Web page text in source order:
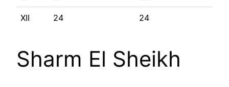
XII 24 24
Sharm El Sheikh